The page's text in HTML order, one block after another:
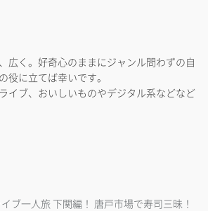
広く。好奇心のままにジャンル問わずの自
役に立てば幸いです。
イブ、おいしいものやデジタル系などなど
イブ一人旅 下関編！ 唐戸市場で寿司三昧！